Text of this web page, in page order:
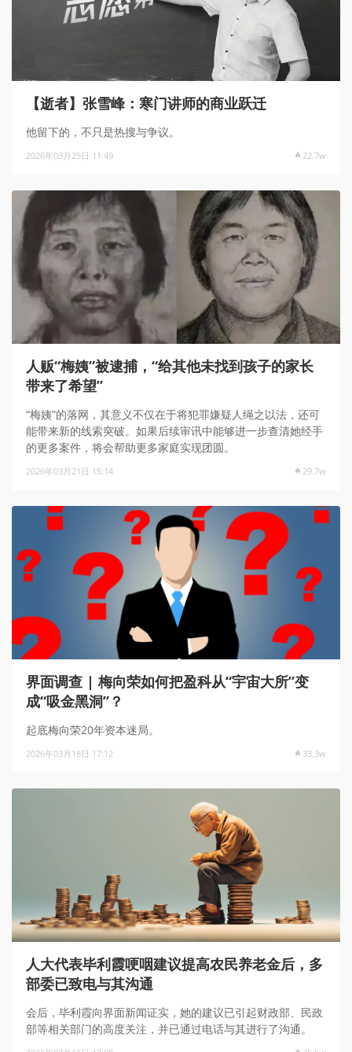
【逝者】张雪峰：寒门讲师的商业跃迁
他留下的，不只是热搜与争议。
2026年03月25日 11:49 22.7w
人贩“梅姨”被逮捕，“给其他未找到孩子的家长
带来了希望”
“梅姨”的落网，其意义不仅在于将犯罪嫌疑人绳之以法，还可
能带来新的线索突破。如果后续审讯中能够进一步查清她经手
的更多案件，将会帮助更多家庭实现团圆。
2026年03月21日 15:14 29.7w
界面调查 | 梅向荣如何把盈科从“宇宙大所”变
成“吸金黑洞”？
起底梅向荣20年资本迷局。
2026年03月18日 17:12 33.3w
人大代表毕利霞哽咽建议提高农民养老金后，多
部委已致电与其沟通
会后，毕利霞向界面新闻证实，她的建议已引起财政部、民政
部等相关部门的高度关注，并已通过电话与其进行了沟通。